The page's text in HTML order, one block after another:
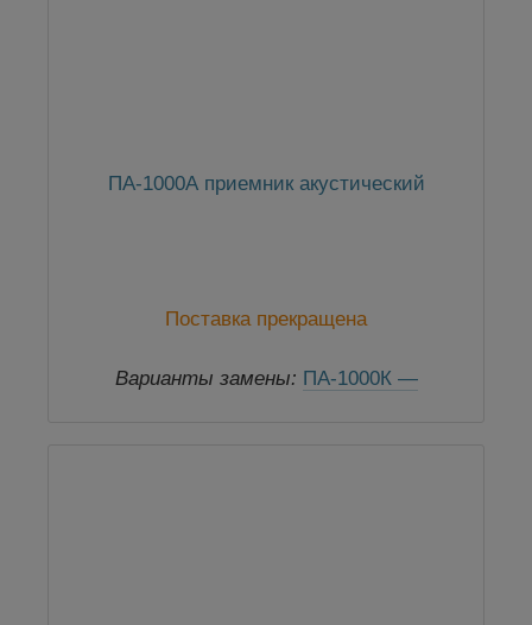
ПА-1000А приемник акустический
Поставка прекращена
Варианты замены: ПА-1000К —